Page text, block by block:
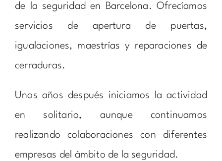
de la seguridad en Barcelona. Ofrecíamos
servicios de apertura de puertas,
igualaciones, maestrías y reparaciones de
cerraduras.
Unos años después iniciamos la actividad
en solitario, aunque continuamos
realizando colaboraciones con diferentes
empresas del ámbito de la seguridad.